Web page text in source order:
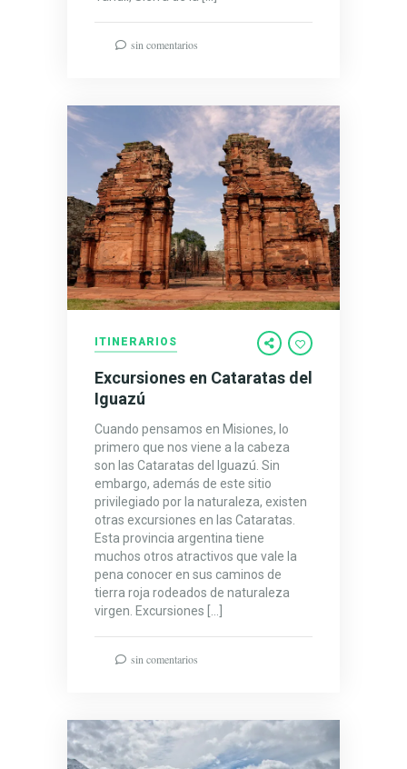
sin comentarios
ITINERARIOS
Excursiones en Cataratas del
Iguazú
Cuando pensamos en Misiones, lo
primero que nos viene a la cabeza
son las Cataratas del Iguazú. Sin
embargo, además de este sitio
privilegiado por la naturaleza, existen
otras excursiones en las Cataratas.
Esta provincia argentina tiene
muchos otros atractivos que vale la
pena conocer en sus caminos de
tierra roja rodeados de naturaleza
virgen. Excursiones […]
sin comentarios